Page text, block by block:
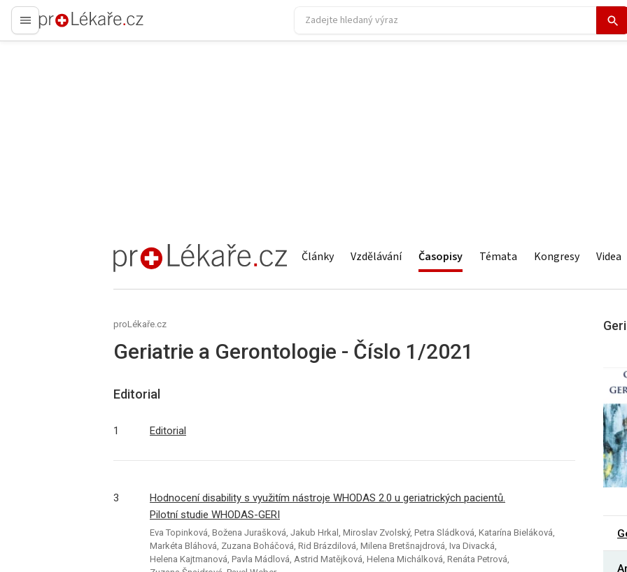
proLékaře.cz
proLékaře.cz Články Vzdělávání Časopisy Témata Kongresy Videa
proLékaře.cz
Geriatrie a Gerontologie - Číslo 1/2021
Editorial
1 Editorial
3
Hodnocení disability s využitím nástroje WHODAS 2.0 u geriatrických pacientů.
Pilotní studie WHODAS-GERI
Eva Topinková, Božena Jurašková, Jakub Hrkal, Miroslav Zvolský, Petra Sládková, Katarína Bieláková,
Markéta Bláhová, Zuzana Boháčová, Rid Brázdilová, Milena Bretšnajdrová, Iva Divacká,
Helena Kajtmanová, Pavla Mádlová, Astrid Matějková, Helena Michálková, Renáta Petrová,